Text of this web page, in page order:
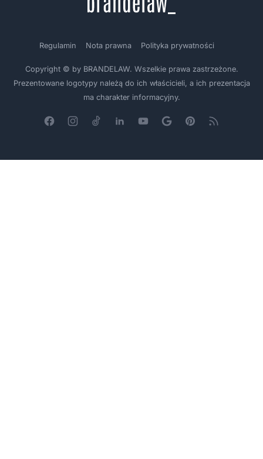
Regulamin Nota prawna Polityka prywatności
Copyright © by BRANDELAW. Wszelkie prawa zastrzeżone.
Prezentowane logotypy należą do ich właścicieli, a ich prezentacja
ma charakter informacyjny.